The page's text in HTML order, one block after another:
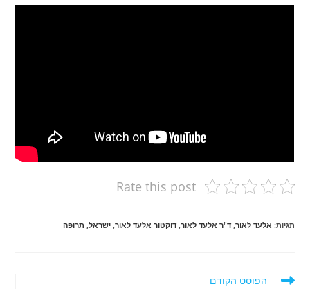
Rate this post
תגיות: אלעד לאור ד"ר אלעד לאור דוקטור אלעד לאור ישראל תרופה
לקרוא
הפוסט הקודם